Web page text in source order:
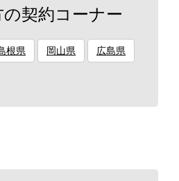
の契約コーナー
根県 岡山県 広島県